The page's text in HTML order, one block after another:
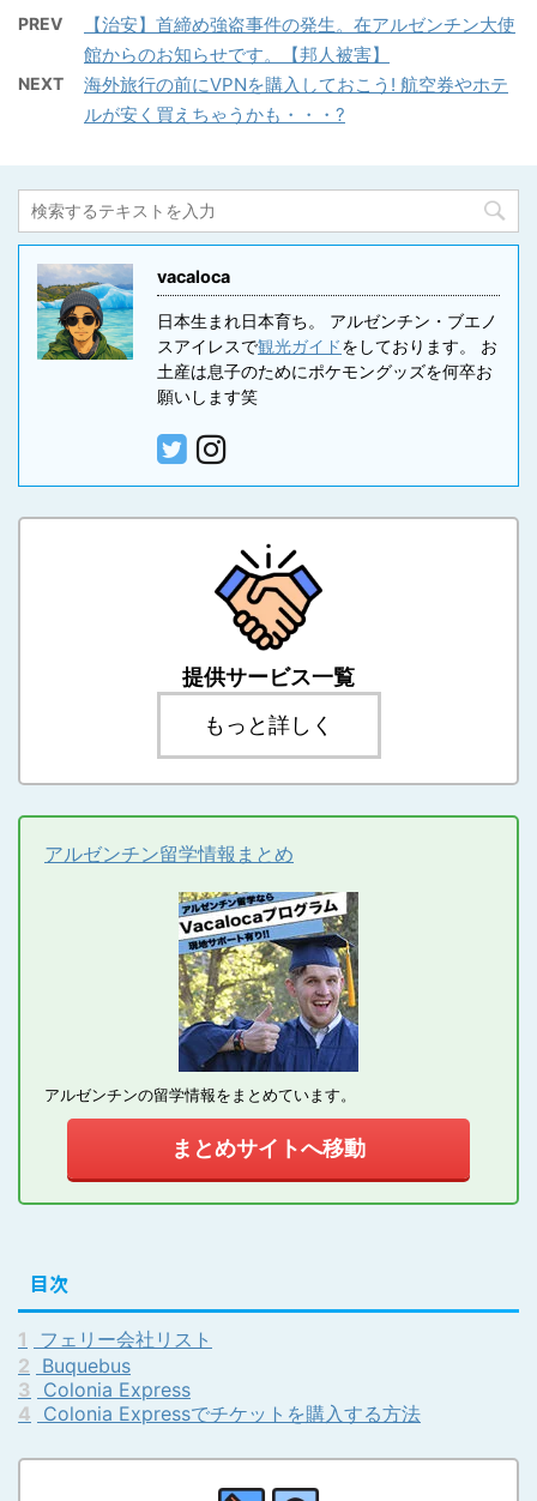
PREV
【治安】首締め強盗事件の発生。在アルゼンチン大使
館からのお知らせです。【邦人被害】
NEXT
海外旅行の前にVPNを購入しておこう! 航空券やホテ
ルが安く買えちゃうかも・・・?
vacaloca
日本生まれ日本育ち。 アルゼンチン・ブエノ
スアイレスで観光ガイドをしております。 お
土産は息子のためにポケモングッズを何卒お
願いします笑
提供サービス一覧
もっと詳しく
アルゼンチン留学情報まとめ
アルゼンチンの留学情報をまとめています。
まとめサイトへ移動
目次
1
フェリー会社リスト
2 Buquebus
3 Colonia Express
4 Colonia Expressでチケットを購入する方法